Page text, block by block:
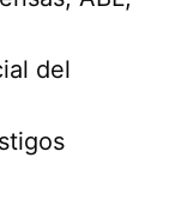
del